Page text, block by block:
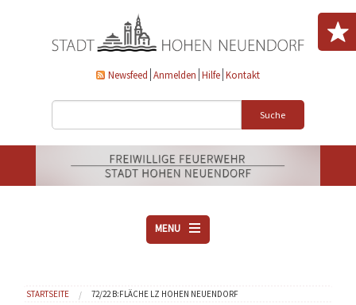
Newsfeed Anmelden Hilfe Kontakt
Suche
MENU
VEREINE
Sie sind hier
STARTSEITE 72/22 B:FLÄCHE LZ HOHEN NEUENDORF